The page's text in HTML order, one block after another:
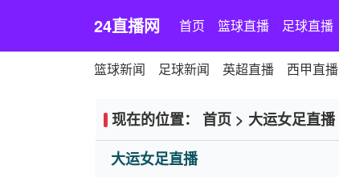
24直播网 首页 篮球直播 足球直播
篮球新闻 足球新闻 英超直播 西甲直播
现在的位置： 首页 > 大运女足直播
大运女足直播